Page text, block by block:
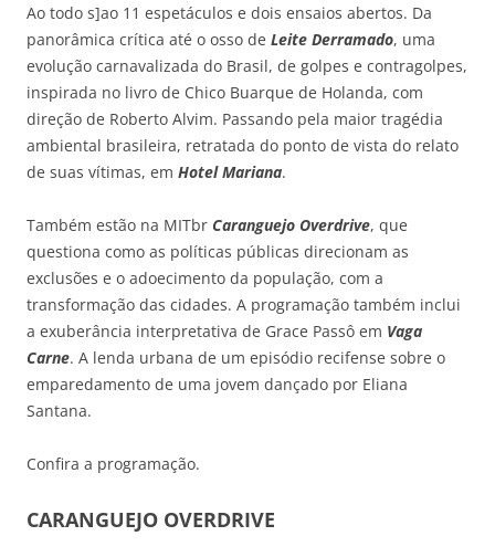
Ao todo s]ao 11 espetáculos e dois ensaios abertos. Da
panorâmica crítica até o osso de Leite Derramado, uma
evolução carnavalizada do Brasil, de golpes e contragolpes,
inspirada no livro de Chico Buarque de Holanda, com
direção de Roberto Alvim. Passando pela maior tragédia
ambiental brasileira, retratada do ponto de vista do relato
de suas vítimas, em Hotel Mariana.
Também estão na MITbr Caranguejo Overdrive, que
questiona como as políticas públicas direcionam as
exclusões e o adoecimento da população, com a
transformação das cidades. A programação também inclui
a exuberância interpretativa de Grace Passô em Vaga
Carne. A lenda urbana de um episódio recifense sobre o
emparedamento de uma jovem dançado por Eliana
Santana.
Confira a programação.
CARANGUEJO OVERDRIVE